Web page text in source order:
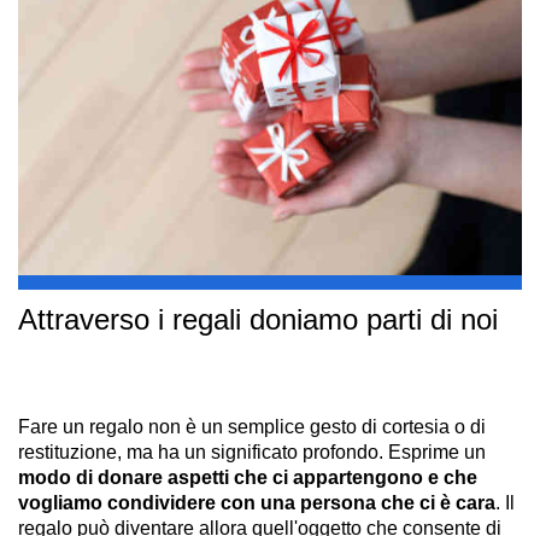
Attraverso i regali doniamo parti di noi
Fare un regalo non è un semplice gesto di cortesia o di
restituzione, ma ha un significato profondo. Esprime un
modo di donare aspetti che ci appartengono e che
vogliamo condividere con una persona che ci è cara. Il
regalo può diventare allora quell'oggetto che consente di